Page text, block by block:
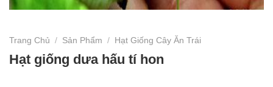
Trang Chủ / Sản Phẩm / Hạt Giống Cây Ăn Trái
Hạt giống dưa hấu tí hon